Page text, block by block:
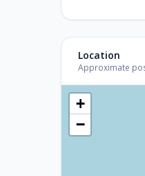
Location
Approximate
+
−